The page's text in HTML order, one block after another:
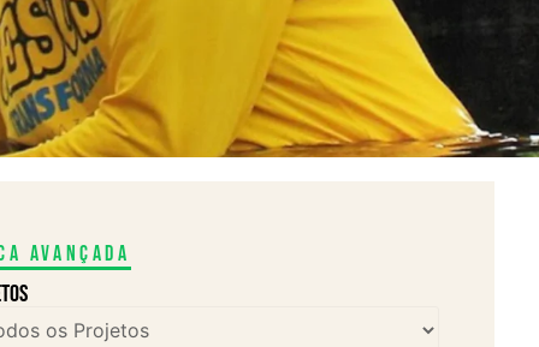
avançada